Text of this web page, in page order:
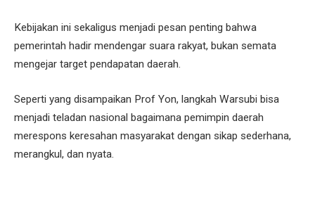
Kebijakan ini sekaligus menjadi pesan penting bahwa
pemerintah hadir mendengar suara rakyat, bukan semata
mengejar target pendapatan daerah.
Seperti yang disampaikan Prof Yon, langkah Warsubi bisa
menjadi teladan nasional bagaimana pemimpin daerah
merespons keresahan masyarakat dengan sikap sederhana,
merangkul, dan nyata.